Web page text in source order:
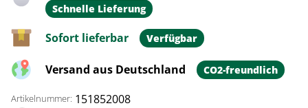
Schnelle Lieferung
Sofort lieferbar Verfügbar
Versand aus Deutschland CO2-freundlich
Artikelnummer: 151852008